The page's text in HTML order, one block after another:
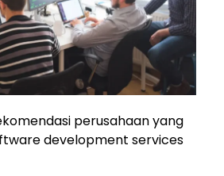
perusahaan yang
development services